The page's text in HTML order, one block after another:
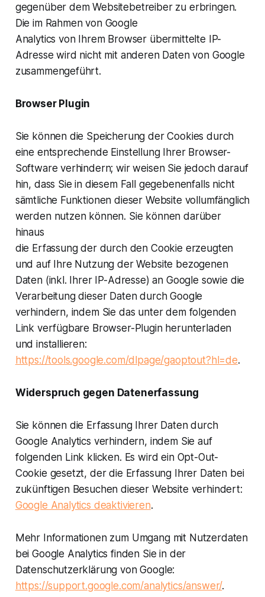
gegenüber dem Websitebetreiber zu erbringen.
Die im Rahmen von Google
Analytics von Ihrem Browser übermittelte IP-
Adresse wird nicht mit anderen Daten von Google
zusammengeführt.
Browser Plugin
Sie können die Speicherung der Cookies durch
eine entsprechende Einstellung Ihrer Browser-
Software verhindern; wir weisen Sie jedoch darauf
hin, dass Sie in diesem Fall gegebenenfalls nicht
sämtliche Funktionen dieser Website vollumfänglich
werden nutzen können. Sie können darüber
hinaus
die Erfassung der durch den Cookie erzeugten
und auf Ihre Nutzung der Website bezogenen
Daten (inkl. Ihrer IP-Adresse) an Google sowie die
Verarbeitung dieser Daten durch Google
verhindern, indem Sie das unter dem folgenden
Link verfügbare Browser-Plugin herunterladen
und installieren:
https://tools.google.com/dlpage/gaoptout?hl=de.
Widerspruch gegen Datenerfassung
Sie können die Erfassung Ihrer Daten durch
Google Analytics verhindern, indem Sie auf
folgenden Link klicken. Es wird ein Opt-Out-
Cookie gesetzt, der die Erfassung Ihrer Daten bei
zukünftigen Besuchen dieser Website verhindert:
Google Analytics deaktivieren.
Mehr Informationen zum Umgang mit Nutzerdaten
bei Google Analytics finden Sie in der
Datenschutzerklärung von Google:
https://support.google.com/analytics/answer/.